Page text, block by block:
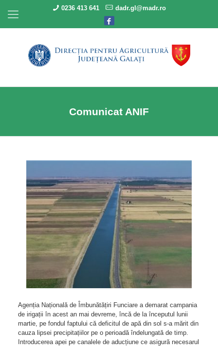
0236 413 641 dadr.gl@madr.ro
Comunicat ANIF
Agenția Națională de Îmbunătățiri Funciare a demarat campania
de irigații în acest an mai devreme, încă de la începutul lunii
martie, pe fondul faptului că deficitul de apă din sol s-a mărit din
cauza lipsei precipitațiilor pe o perioadă îndelungată de timp.
Introducerea apei pe canalele de aducțiune ce asigură necesarul